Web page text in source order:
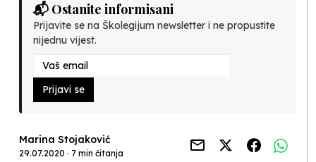
📬 Ostanite informisani
Prijavite se na Školegijum newsletter i ne propustite
nijednu vijest.
Prijavi se
Marina Stojaković
29.07.2020 · 7 min čitanja